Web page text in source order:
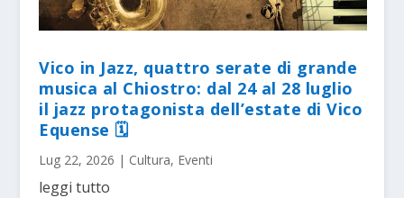
Vico in Jazz, quattro serate di grande
musica al Chiostro: dal 24 al 28 luglio
il jazz protagonista dell’estate di Vico
Equense 🗓
Lug 22, 2026 | Cultura, Eventi
leggi tutto